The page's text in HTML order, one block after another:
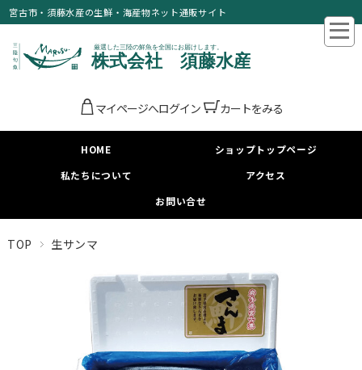
宮古市・須藤水産の生鮮・海産物ネット通販サイト
マイページへログイン カートをみる
HOME
ショップトップページ
私たちについて
アクセス
お問い合せ
TOP 生サンマ